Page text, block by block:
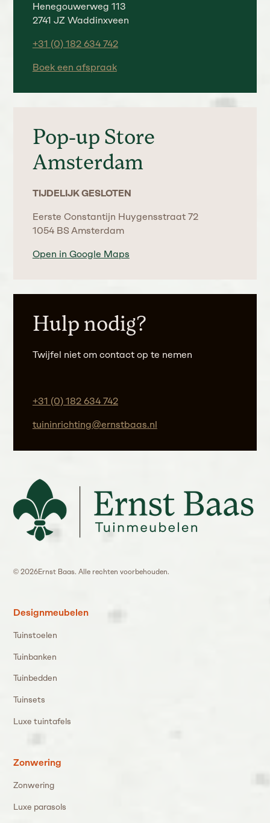
Henegouwerweg 113
2741 JZ Waddinxveen
+31 (0) 182 634 742
Boek een afspraak
Pop-up Store
Amsterdam
TIJDELIJK GESLOTEN
Eerste Constantijn Huygensstraat 72
1054 BS Amsterdam
Open in Google Maps
Hulp nodig?
Twijfel niet om contact op te nemen
+31 (0) 182 634 742
tuininrichting@ernstbaas.nl
©2026Ernst Baas. Alle rechten voorbehouden.
Designmeubelen
Tuinstoelen
Tuinbanken
Tuinbedden
Tuinsets
Luxe tuintafels
Zonwering
Zonwering
Luxe parasols